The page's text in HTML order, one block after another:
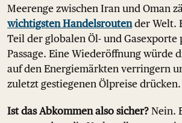
Meerenge zwischen Iran und Oman
wichtigsten Handelsroutender Welt.
Teil der globalen Öl- und Gasexporte
Passage. Eine Wiederöffnung würde
auf den Energiemärkten verringern
zuletzt gestiegenen Ölpreise drücken.
Ist das Abkommen also sicher? Nein.